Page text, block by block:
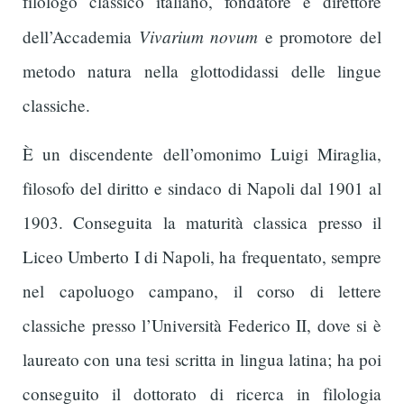
dell’Accademia Vivarium novum e promotore del
metodo natura nella glottodidassi delle lingue
classiche.
È un discendente dell’omonimo Luigi Miraglia,
filosofo del diritto e sindaco di Napoli dal 1901 al
1903. Conseguita la maturità classica presso il
Liceo Umberto I di Napoli, ha frequentato, sempre
nel capoluogo campano, il corso di lettere
classiche presso l’Università Federico II, dove si è
laureato con una tesi scritta in lingua latina; ha poi
conseguito il dottorato di ricerca in filologia